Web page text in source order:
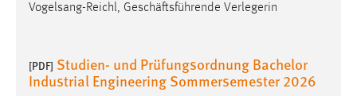
Vogelsang-Reichl, Geschäftsführende Verlegerin
[PDF] Studien- und Prüfungsordnung Bachelor
Industrial Engineering Sommersemester 2026